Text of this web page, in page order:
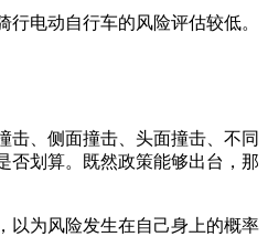
电动自行车的风险评估较低。
击、侧面撞击、头面撞击、不同
否划算。既然政策能够出台，那
以为风险发生在自己身上的概率